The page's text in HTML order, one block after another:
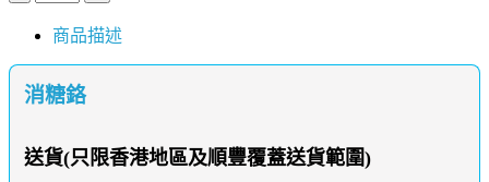
商品描述
消糖鉻
送貨(只限香港地區及順豐覆蓋送貨範圍)